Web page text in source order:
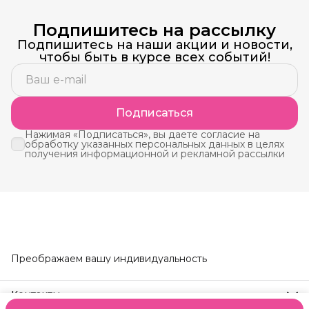
Подпишитесь на рассылку
Подпишитесь на наши акции и новости,
чтобы быть в курсе всех событий!
Подписаться
Нажимая «Подписаться», вы даете согласие на
обработку указанных персональных данных в целях
получения информационной и рекламной рассылки
Преображаем вашу индивидуальность
Контакты